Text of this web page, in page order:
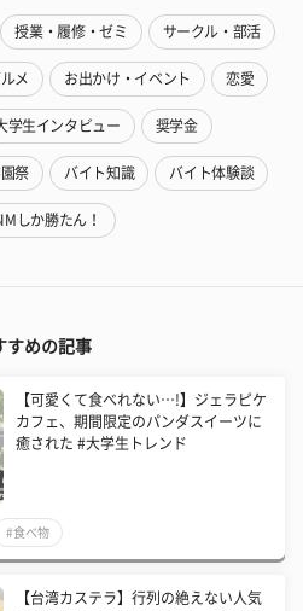
授業・履修・ゼミ サークル・部活
メ お出かけ・イベント 恋愛
学生インタビュー 奨学金
祭 バイト知識 バイト体験談
しか勝たん！
すめの記事
【可愛くて食べれない…!】ジェラピケ
カフェ、期間限定のパンダスイーツに
癒された #大学生トレンド
#食べ物
【台湾カステラ】行列の絶えない人気